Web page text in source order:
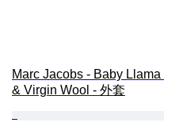
Marc Jacobs - Baby Llama
& Virgin Wool - 外套